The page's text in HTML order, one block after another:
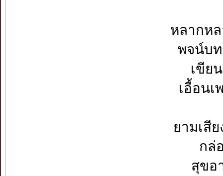
หลากหล
พจน์บ
เขีย
เอื้อนเ
ยามเสี
กล่
สุขอ